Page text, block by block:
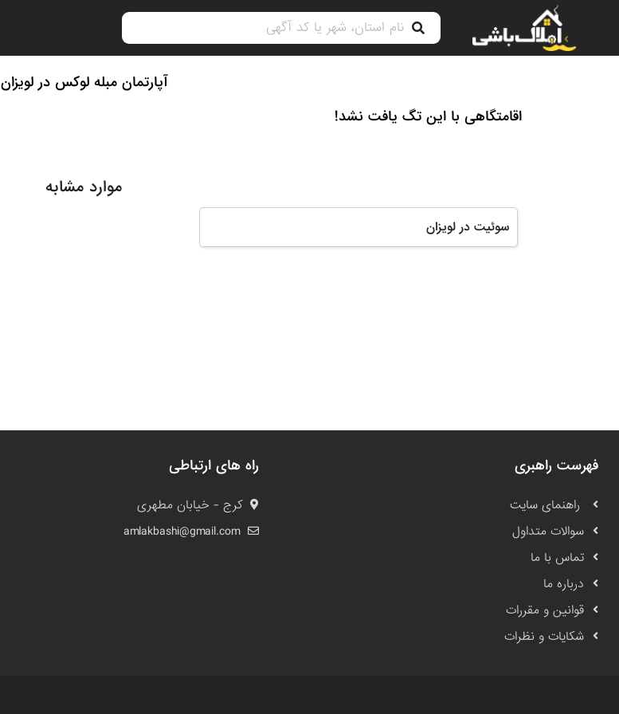
آپارتمان مبله لوکس در لویزان
اقامتگاهی با این تگ یافت نشد!
موارد مشابه
سوئیت در لویزان
فهرست راهبری
راهنمای سایت
سوالات متداول
تماس با ما
درباره ما
قوانین و مقررات
شکایات و نظرات
راه های ارتباطی
کرج - خیابان مطهری
amlakbashi@gmail.com